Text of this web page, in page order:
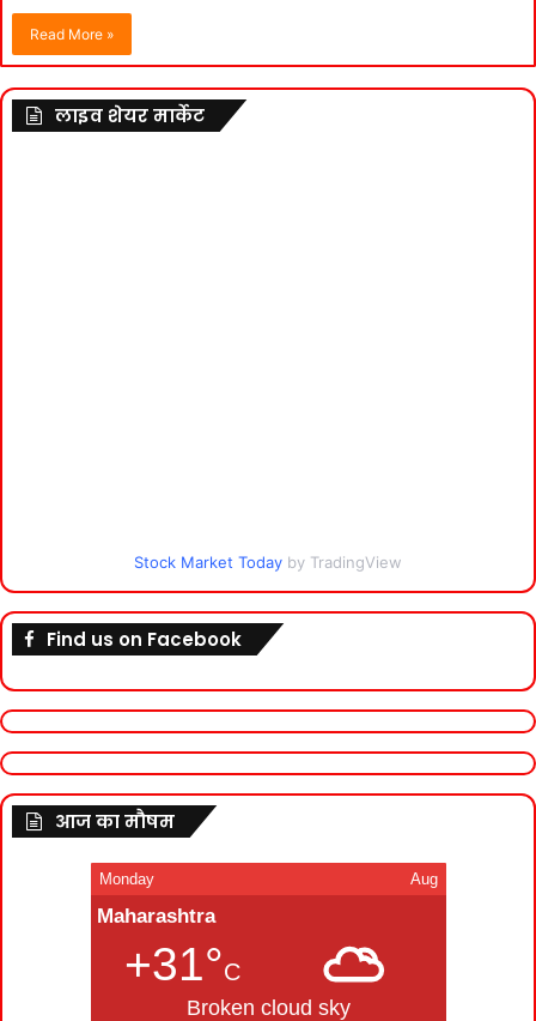
Read More »
लाइव शेयर मार्केट
Stock Market Today by TradingView
Find us on Facebook
आज का मौषम
Monday Aug
Maharashtra
+31°C
Broken cloud sky